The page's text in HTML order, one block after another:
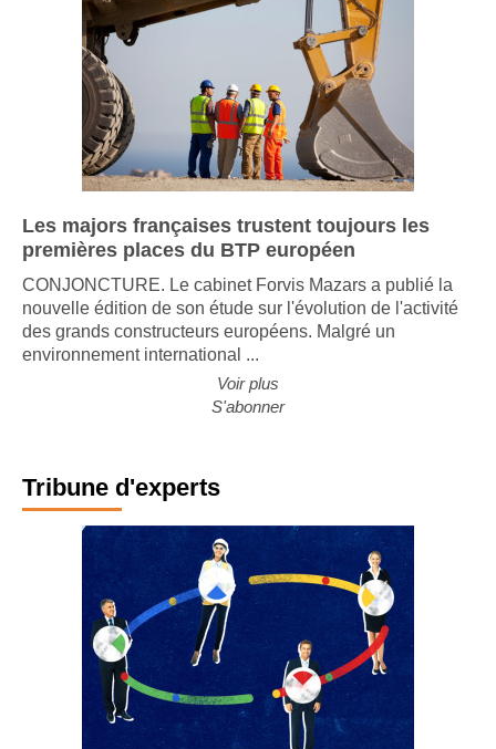
Les majors françaises trustent toujours les
premières places du BTP européen
CONJONCTURE. Le cabinet Forvis Mazars a publié la
nouvelle édition de son étude sur l'évolution de l'activité
des grands constructeurs européens. Malgré un
Voir plus
Tribune d'experts